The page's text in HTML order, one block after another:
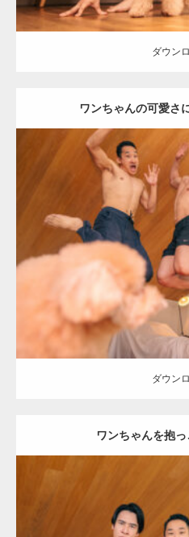
ダウン
ワンちゃんの可愛さ
Update:
Category:ワンちゃん(犬)とマッ
AKIHITO(細マッ
ダウンロード
ダウン
ワンちゃんを抱
Update:
【YouTube】